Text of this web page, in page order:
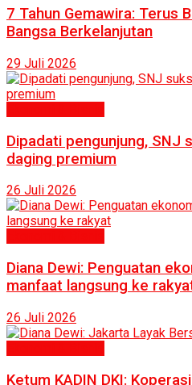
7 Tahun Gemawira: Terus
Bangsa Berkelanjutan
29 Juli 2026
Dipadati pengunjung, SNJ
daging premium
26 Juli 2026
Diana Dewi: Penguatan
manfaat langsung ke
26 Juli 2026
Ketum KADIN DKI: